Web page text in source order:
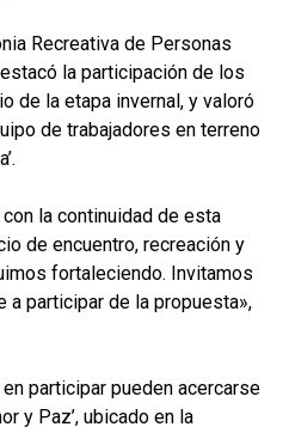
Recreativa de Personas
la participación de los
de la etapa invernal, y valoró
de trabajadores en terreno
la continuidad de esta
de encuentro, recreación y
fortaleciendo. Invitamos
a participar de la propuesta»,
participar pueden acercarse
y Paz’, ubicado en la